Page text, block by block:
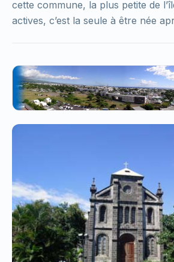
cette commune, la plus petite de
actives, c’est la seule à être née